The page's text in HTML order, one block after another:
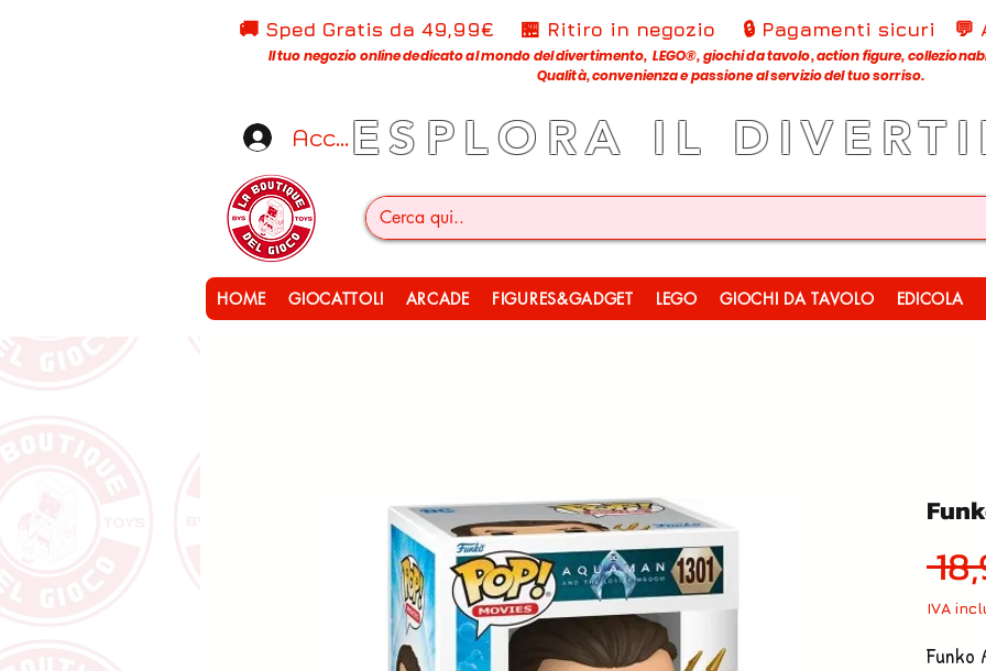
ESPLORA IL
Accedi
🚚 Sped Gratis da 49,99€ 🏪 Ritiro in negozio 🔒 Pagamenti sicuri 💬
Il tuo negozio online dedicato al mondo del divertimento, LEGO®, giochi da tavolo, action figure,
Qualità, convenienza e passione al servizio del tuo sorriso.
HOME GIOCATTOLI ARCADE FIGURES&GADGET LEGO GIOCHI DA TAVOLO EDICOLA
IVA
Funko